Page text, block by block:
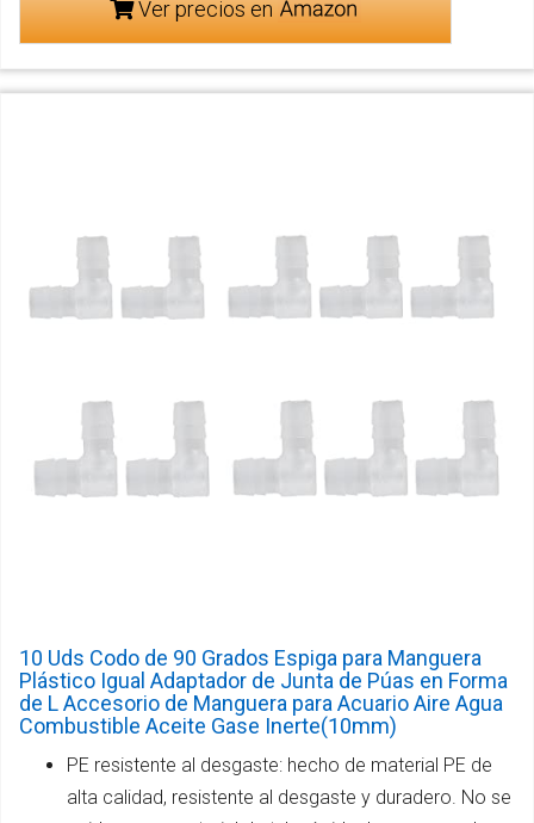
Ver precios en
10 Uds Codo de 90 Grados Espiga para Manguera
Plástico Igual Adaptador de Junta de Púas en Forma
de L Accesorio de Manguera para Acuario Aire Agua
Combustible Aceite Gase Inerte(10mm)
PE resistente al desgaste: hecho de material PE de
alta calidad, resistente al desgaste y duradero. No se